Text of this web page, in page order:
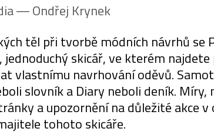
―Ondřej Krynek
těl při tvorbě módních návrhů se
skicář, ve kterém
vlastnímu navrhování oděvů.
slovník a Diary neboli deník.
a upozornění na důležité akce
tohoto skicáře.